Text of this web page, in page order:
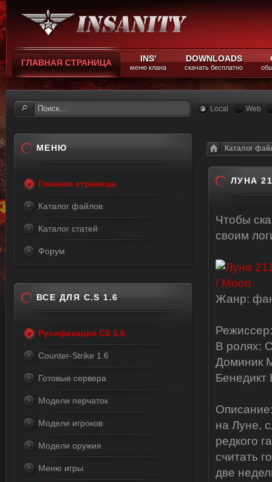
ГЛАВНАЯ СТРАНИЦА INS'
меню клана
DOWNLOADS
скачать бесплатно
Local Web
Каталог
ЛУНА
Чтобы
своим
Жанр:
В ролях:
Доминик
Бенедикт
на Луне,
редкого
считать
две
МЕНЮ
Главная страница
Каталог файлов
Каталог статей
Форум
ВСЕ ДЛЯ C.S 1.6
Русификация CS 1.6
Counter-Strike 1.6
Готовые сервера
Модели перчаток
Модели игроков
Модели оружия
Меню игры